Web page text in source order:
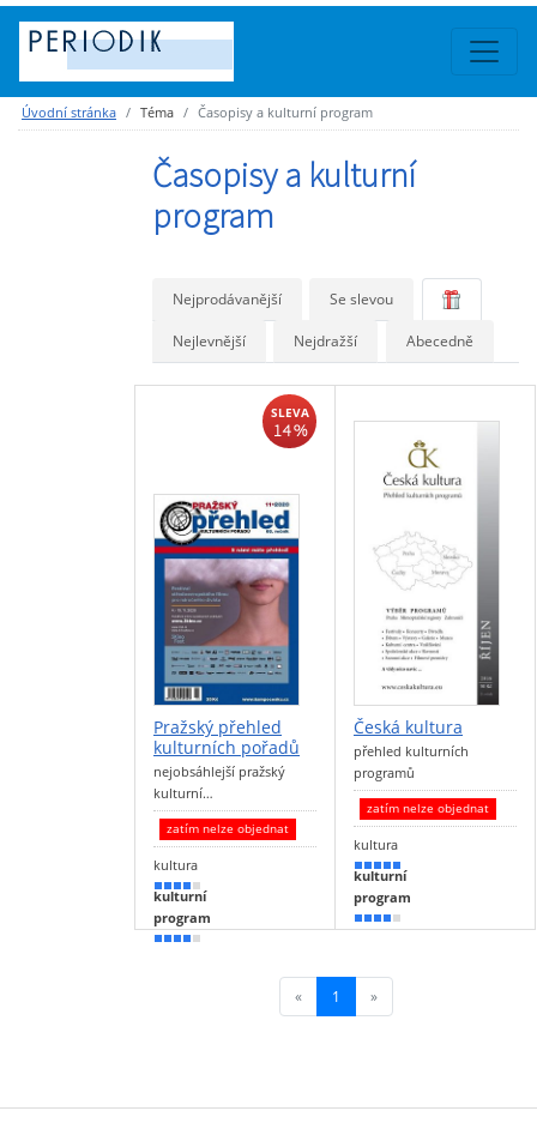
Úvodní stránka Téma Časopisy a kulturní program
Časopisy a kulturní
program
Nejprodávanější Se slevou
Nejlevnější Nejdražší Abecedně
SLEVA
14 %
Pražský přehled
kulturních pořadů
nejobsáhlejší pražský
kulturní…
zatím nelze objednat
kultura
80 %
kulturní
program
80 %
Česká kultura
přehled kulturních
programů
zatím nelze objednat
kultura
90 %
kulturní
program
80 %
« 1 (current)
»